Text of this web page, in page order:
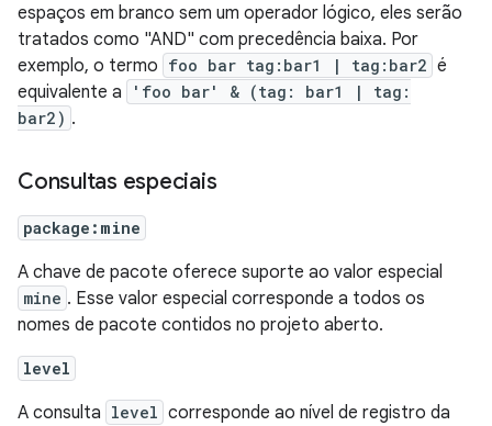
espaços em branco sem um operador lógico, eles serão
tratados como "AND" com precedência baixa. Por
exemplo, o termo foo bar tag:bar1 | tag:bar2 é
equivalente a
'foo bar' & (tag: bar1 | tag:
bar2) .
Consultas especiais
package:mine
A chave de pacote oferece suporte ao valor especial
mine . Esse valor especial corresponde a todos os
nomes de pacote contidos no projeto aberto.
level
A consulta level corresponde ao nível de registro da